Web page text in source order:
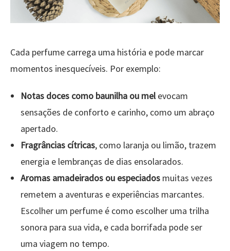
Cada perfume carrega uma história e pode marcar
momentos inesquecíveis. Por exemplo:
Notas doces como baunilha ou mel evocam
sensações de conforto e carinho, como um abraço
apertado.
Fragrâncias cítricas, como laranja ou limão, trazem
energia e lembranças de dias ensolarados.
Aromas amadeirados ou especiados muitas vezes
remetem a aventuras e experiências marcantes.
Escolher um perfume é como escolher uma trilha
sonora para sua vida, e cada borrifada pode ser
uma viagem no tempo.